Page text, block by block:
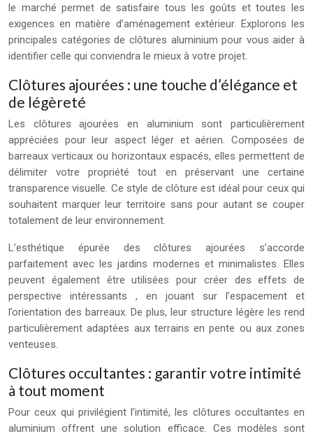
le marché permet de satisfaire tous les goûts et toutes les
exigences en matière d’aménagement extérieur. Explorons les
principales catégories de clôtures aluminium pour vous aider à
identifier celle qui conviendra le mieux à votre projet.
Clôtures ajourées : une touche d’élégance et
de légèreté
Les clôtures ajourées en aluminium sont particulièrement
appréciées pour leur aspect léger et aérien. Composées de
barreaux verticaux ou horizontaux espacés, elles permettent de
délimiter votre propriété tout en préservant une certaine
transparence visuelle. Ce style de clôture est idéal pour ceux qui
souhaitent marquer leur territoire sans pour autant se couper
totalement de leur environnement.
L’esthétique épurée des clôtures ajourées s’accorde
parfaitement avec les jardins modernes et minimalistes. Elles
peuvent également être utilisées pour créer des effets de
perspective intéressants , en jouant sur l’espacement et
l’orientation des barreaux. De plus, leur structure légère les rend
particulièrement adaptées aux terrains en pente ou aux zones
venteuses.
Clôtures occultantes : garantir votre intimité
à tout moment
Pour ceux qui privilégient l’intimité, les clôtures occultantes en
aluminium offrent une solution efficace. Ces modèles sont